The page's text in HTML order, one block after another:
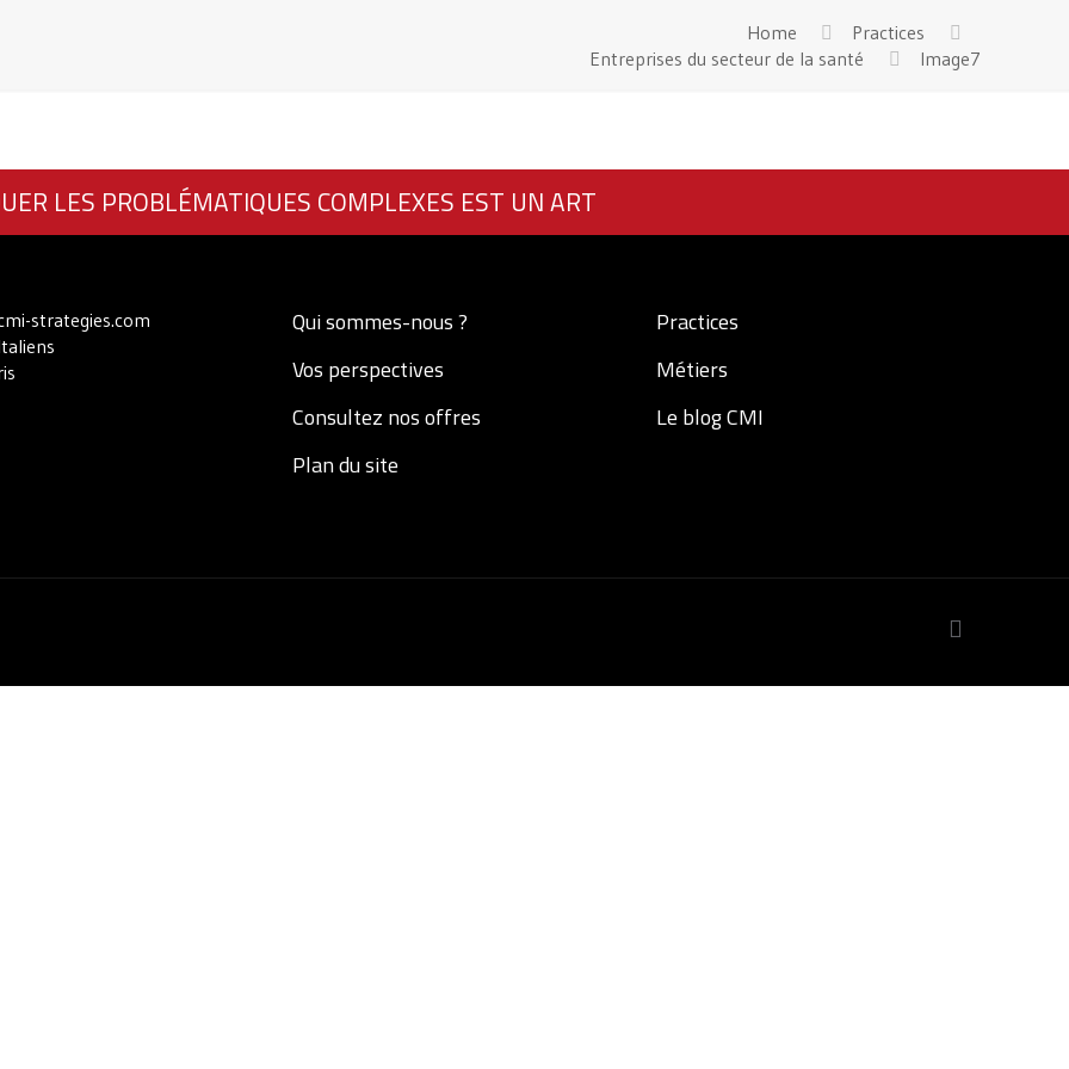
Home
Practices
Entreprises du secteur de la santé
Image7
LES PROBLÉMATIQUES COMPLEXES EST UN ART
strategies.com
Qui sommes-nous ?
Vos perspectives
Consultez nos offres
Plan du site
Practices
Métiers
Le blog CMI